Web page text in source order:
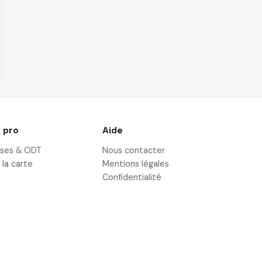
Châteaux
en
pro
& ODT
la carte
Aide
Nous contacter
Mentions légales
Confidentialité